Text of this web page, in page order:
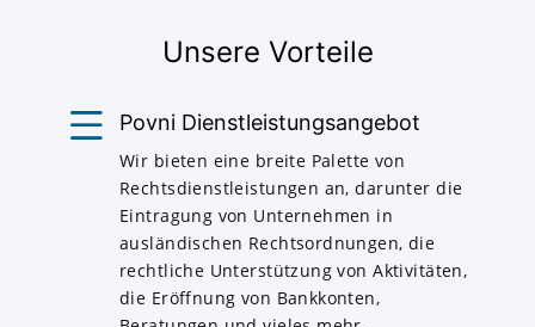
Unsere Vorteile
Povni Dienstleistungsangebot
Wir bieten eine breite Palette von
Rechtsdienstleistungen an, darunter die
Eintragung von Unternehmen in
ausländischen Rechtsordnungen, die
rechtliche Unterstützung von Aktivitäten,
die Eröffnung von Bankkonten,